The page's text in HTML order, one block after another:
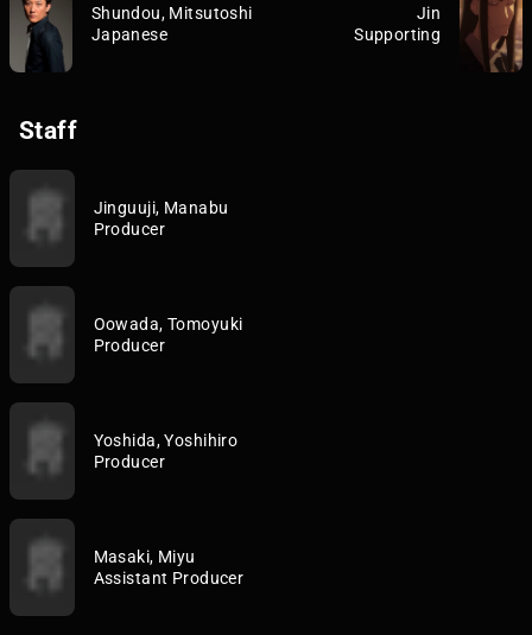
Shundou, Mitsutoshi
Japanese
Jin
Supporting
Staff
Jinguuji, Manabu
Producer
Oowada, Tomoyuki
Producer
Yoshida, Yoshihiro
Producer
Masaki, Miyu
Assistant Producer